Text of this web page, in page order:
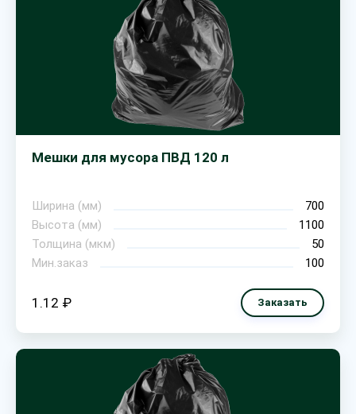
Мешки для мусора ПВД 120 л
Ширина (мм)
700
Высота (мм)
1100
Толщина (мкм)
50
Мин.заказ
100
1.12 ₽ Заказать